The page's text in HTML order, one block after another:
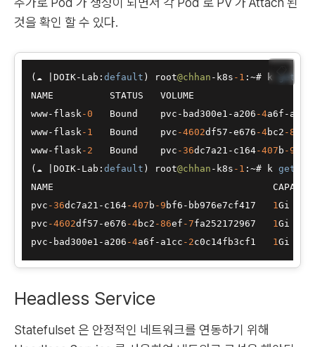
것을 확인 할 수 있다.
(☁ DOIK- Lab: default ) root@chhan - k8s -1 : ~# k get
NAME          STATUS   VOLUME
www- flask-0
   Bound    pvc
- bad300e1 - a206 -4a6f - a1cc
www- flask-1
   Bound    pvc
-4602df57 -e676 -4bc2 -86
www- flask-2
   Bound    pvc
-36dc7a21 - c164-407 b -9
(☁
DOIK- Lab: default ) root@chhan - k8s -1 : ~# k get
NAME                                       CAPACITY
pvc -36dc7a21 - c164-407 b -9 bf6 - bb976e7cf417 1Gi
pvc -4602df57 -e676 -4bc2 -86ef -7fa252172967 1Gi
pvc - bad300e1 - a206 -4a6f - a1cc -2c0c14fb3cf1 1Gi
📋
Headless Service
Statefulset 은 안정적인 네트워크를 연동하기 위해